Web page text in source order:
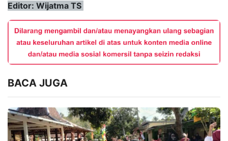
Editor: Wijatma TS
BACA JUGA